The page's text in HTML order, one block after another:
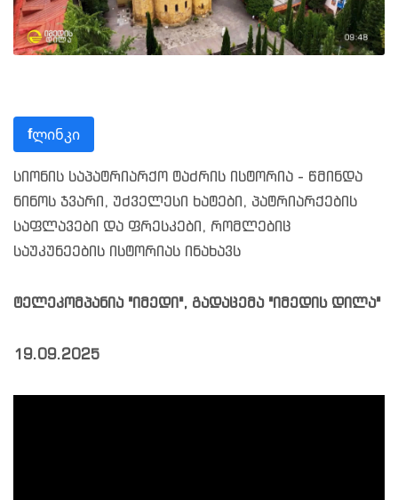
fლინკი
სიონის საპატრიარქო ტაძრის ისტორია - წმინდა
ნინოს ჯვარი, უძველესი ხატები, პატრიარქების
საფლავები და ფრესკები, რომლებიც
საუკუნეების ისტორიას ინახავს
ტელეკომპანია "იმედი", გადაცემა "იმედის დილა"
19.09.2025